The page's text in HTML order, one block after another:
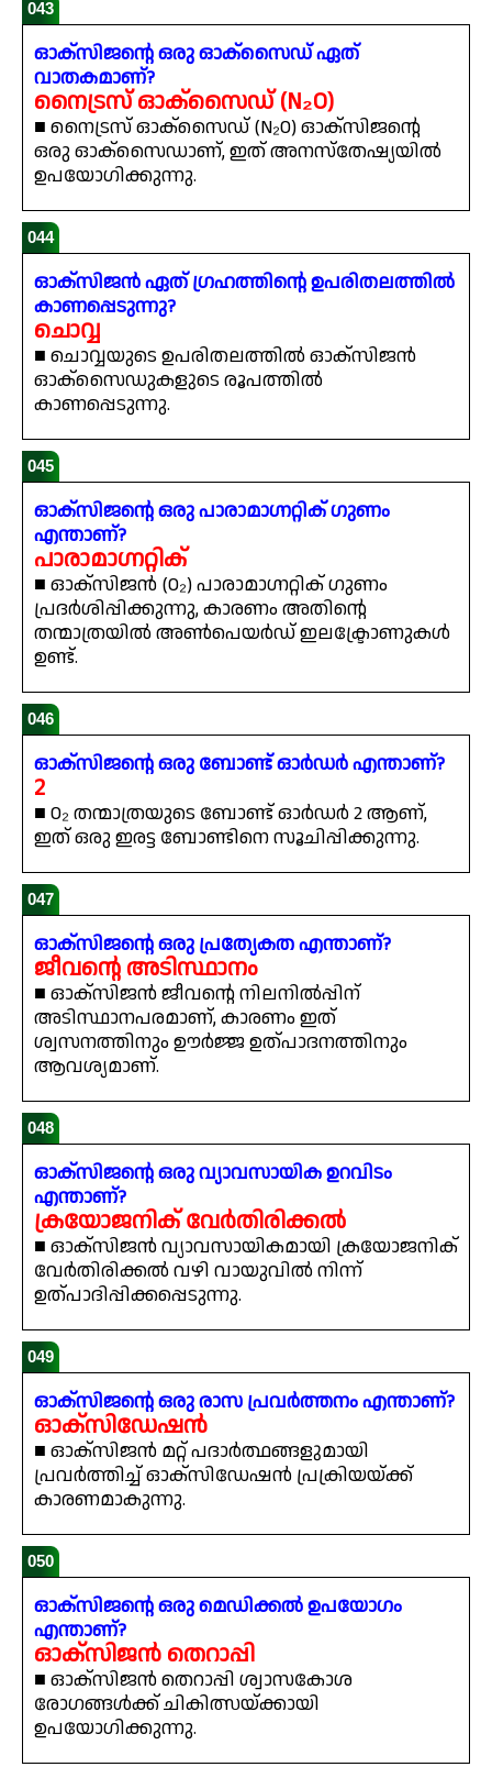
043
ഓക്സിജന്റെ ഒരു ഓക്സൈഡ് ഏത്
വാതകമാണ്?
നൈട്രസ് ഓക്സൈഡ് (N₂O)
■ നൈട്രസ് ഓക്സൈഡ് (N₂O) ഓക്സിജന്റെ
ഒരു ഓക്സൈഡാണ്, ഇത് അനസ്തേഷ്യയിൽ
ഉപയോഗിക്കുന്നു.
044
ഓക്സിജൻ ഏത് ഗ്രഹത്തിന്റെ ഉപരിതലത്തിൽ
കാണപ്പെടുന്നു?
ചൊവ്വ
■ ചൊവ്വയുടെ ഉപരിതലത്തിൽ ഓക്സിജൻ
ഓക്സൈഡുകളുടെ രൂപത്തിൽ
കാണപ്പെടുന്നു.
045
ഓക്സിജന്റെ ഒരു പാരാമാഗ്നറ്റിക് ഗുണം
എന്താണ്?
പാരാമാഗ്നറ്റിക്
■ ഓക്സിജൻ (O₂) പാരാമാഗ്നറ്റിക് ഗുണം
പ്രദർശിപ്പിക്കുന്നു, കാരണം അതിന്റെ
തന്മാത്രയിൽ അൺപെയർഡ് ഇലക്ട്രോണുകൾ
ഉണ്ട്.
046
ഓക്സിജന്റെ ഒരു ബോണ്ട് ഓർഡർ എന്താണ്?
2
■ O₂ തന്മാത്രയുടെ ബോണ്ട് ഓർഡർ 2 ആണ്,
ഇത് ഒരു ഇരട്ട ബോണ്ടിനെ സൂചിപ്പിക്കുന്നു.
047
ഓക്സിജന്റെ ഒരു പ്രത്യേകത എന്താണ്?
ജീവന്റെ അടിസ്ഥാനം
■ ഓക്സിജൻ ജീവന്റെ നിലനിൽപ്പിന്
അടിസ്ഥാനപരമാണ്, കാരണം ഇത്
ശ്വസനത്തിനും ഊർജ്ജ ഉത്പാദനത്തിനും
ആവശ്യമാണ്.
048
ഓക്സിജന്റെ ഒരു വ്യാവസായിക ഉറവിടം
എന്താണ്?
ക്രയോജനിക് വേർതിരിക്കൽ
■ ഓക്സിജൻ വ്യാവസായികമായി ക്രയോജനിക്
വേർതിരിക്കൽ വഴി വായുവിൽ നിന്ന്
ഉത്പാദിപ്പിക്കപ്പെടുന്നു.
049
ഓക്സിജന്റെ ഒരു രാസ പ്രവർത്തനം എന്താണ്?
ഓക്സിഡേഷൻ
■ ഓക്സിജൻ മറ്റ് പദാർത്ഥങ്ങളുമായി
പ്രവർത്തിച്ച് ഓക്സിഡേഷൻ പ്രക്രിയയ്ക്ക്
കാരണമാകുന്നു.
050
ഓക്സിജന്റെ ഒരു മെഡിക്കൽ ഉപയോഗം
എന്താണ്?
ഓക്സിജൻ തെറാപ്പി
■ ഓക്സിജൻ തെറാപ്പി ശ്വാസകോശ
രോഗങ്ങൾക്ക് ചികിത്സയ്ക്കായി
ഉപയോഗിക്കുന്നു.